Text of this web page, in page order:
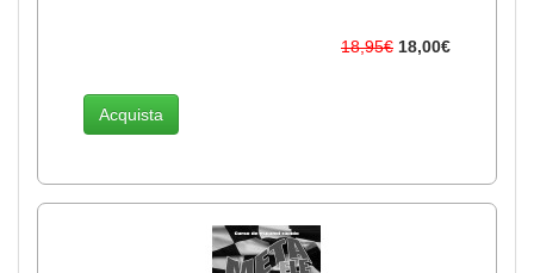
18,95€ 18,00€
Acquista